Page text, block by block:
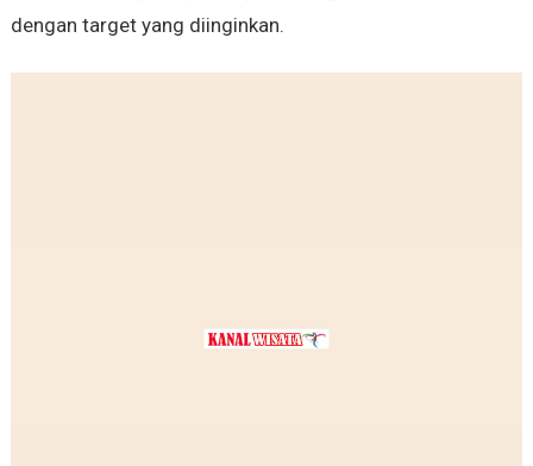
dengan target yang diinginkan.